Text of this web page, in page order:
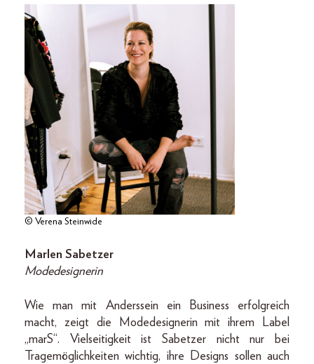
© Verena Steinwide
Marlen Sabetzer
Modedesignerin
Wie man mit Anderssein ein Business erfolgreich
macht, zeigt die Modedesignerin mit ihrem Label
„marS“. Vielseitigkeit ist Sabetzer nicht nur bei
Tragemöglichkeiten wichtig, ihre Designs sollen auch